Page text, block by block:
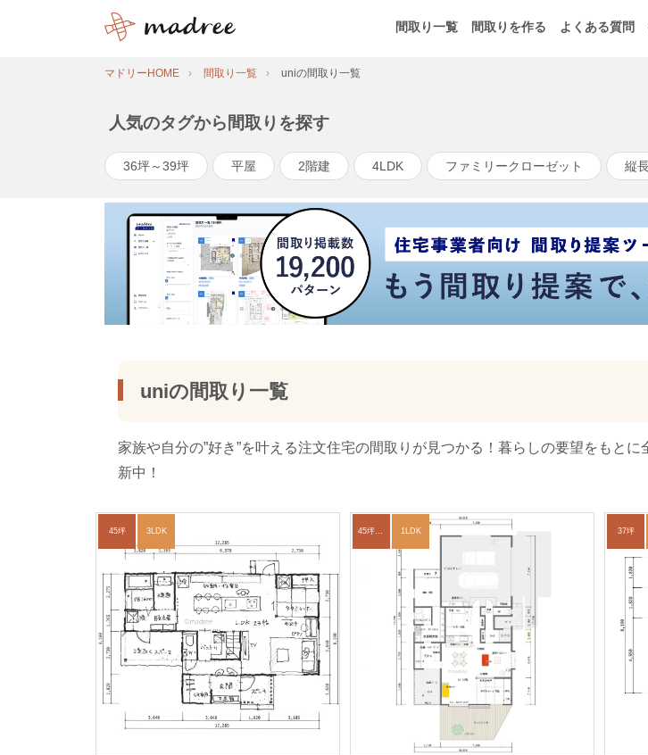
間取り一覧 間取りを作る よくある質問
マドリーHOME 間取り一覧 uniの間取り一覧
人気のタグから間取りを探す
36坪～39坪 平屋 2階建 4LDK ファミリークローゼット 縦
uniの間取り一覧
家族や自分の”好き”を叶える注文住宅の間取りが見つかる！暮らしの要望をもと
新中！
45坪 3LDK 45坪～49坪 1LDK 37坪